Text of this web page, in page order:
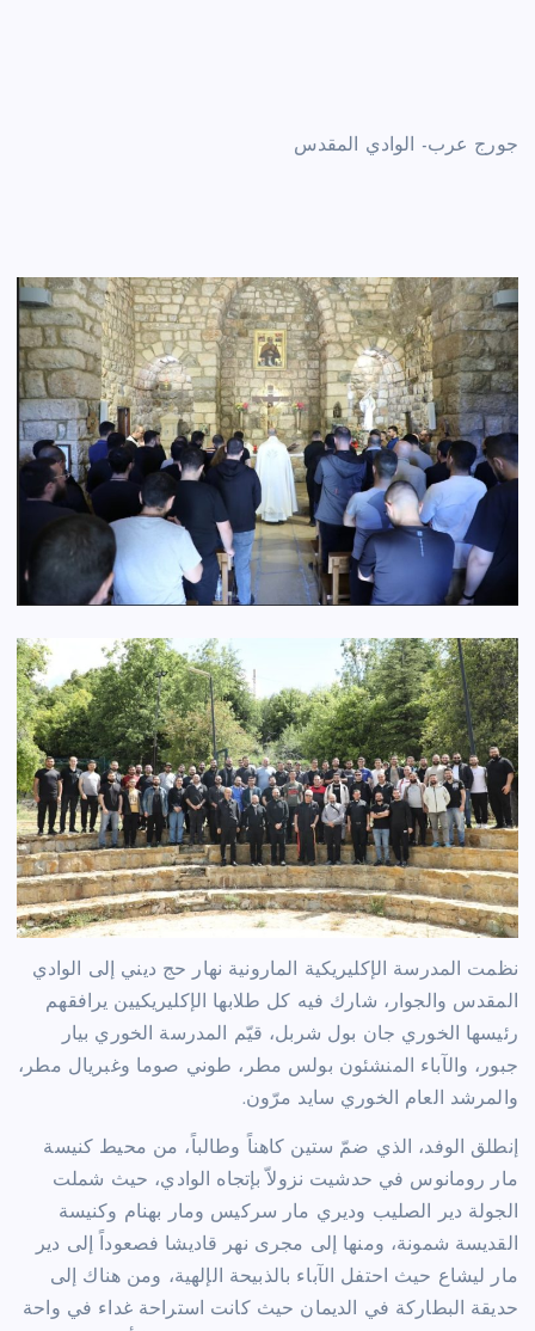
جورج عرب- الوادي المقدس
نظمت المدرسة الإكليريكية المارونية نهار حج ديني إلى الوادي
المقدس والجوار، شارك فيه كل طلابها الإكليريكيين يرافقهم
رئيسها الخوري جان بول شربل، قيّم المدرسة الخوري بيار
جبور، والآباء المنشئون بولس مطر، طوني صوما وغبريال مطر،
والمرشد العام الخوري سايد مرّون.
إنطلق الوفد، الذي ضمّ ستين كاهناً وطالباً، من محيط كنيسة
مار رومانوس في حدشيت نزولاّ بإتجاه الوادي، حيث شملت
الجولة دير الصليب وديري مار سركيس ومار بهنام وكنيسة
القديسة شمونة، ومنها إلى مجرى نهر قاديشا فصعوداً إلى دير
مار ليشاع حيث احتفل الآباء بالذبيحة الإلهية، ومن هناك إلى
حديقة البطاركة في الديمان حيث كانت استراحة غداء في واحة